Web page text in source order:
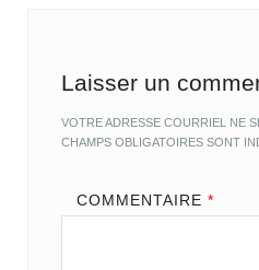
Laisser un
VOTRE ADRESSE COURRIEL NE
CHAMPS OBLIGATOIRES SONT
COMMENTAIRE *